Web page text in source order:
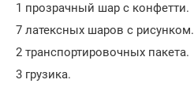
1 прозрачный шар с конфетти.
7 латексных шаров с рисунком.
2 транспортировочных пакета.
3 грузика.